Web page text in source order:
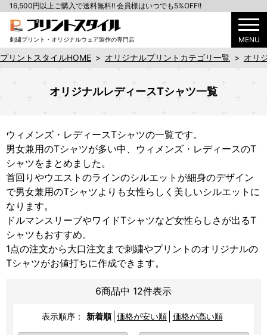
刺繍プリント・オリジナルウェア製作の専門店 MENU
16,500円以上ご購入で送料無料!! 会員様はいつでも5%OFF!!
プリントスタイルHOME > オリジナルプリントカテゴリ一覧 > オリ
オリジナルレディースTシャツ一覧
ウィメンズ・レディースTシャツの一覧です。
男女兼用のTシャツが多い中、ウィメンズ・レディースのT
シャツをまとめました。
首回りやウエストのラインのシルエットが細身のデザイン
で男女兼用のTシャツよりも女性らしく美しいシルエットに
なります。
ドルマンスリーブやワイドTシャツなど女性らしさが出るT
シャツもおすすめ。
1点の注文から大口注文まで刺繍やプリントのオリジナルの
Tシャツがお値打ちに作成できます。
6商品中 12件表示
表示順序： 新着順 価格が安い順 価格が高い順